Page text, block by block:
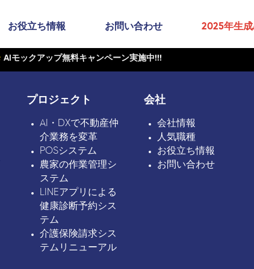
お役立ち情報 お問い合わせ 2025年生
AIモックアップ無料キャンペーン実施中!!!
プロジェクト
AI・DXで不動産仲
介業務を変革
POSシステム
農家の作業管理シ
ステム
LINEアプリによる
健康診断予約シス
テム
介護保険請求シス
テムリニューアル
会社
会社情報
人気職種
お役立ち情報
お問い合わせ